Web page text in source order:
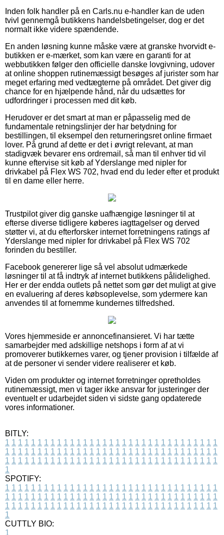
Inden folk handler på en Carls.nu e-handler kan de uden
tvivl gennemgå butikkens handelsbetingelser, dog er det
normalt ikke videre spændende.
En anden løsning kunne måske være at granske hvorvidt e-
butikken er e-mærket, som kan være en garanti for at
webbutikken følger den officielle danske lovgivning, udover
at online shoppen rutinemæssigt besøges af jurister som har
meget erfaring med vedtægterne på området. Det giver dig
chance for en hjælpende hånd, når du udsættes for
udfordringer i processen med dit køb.
Herudover er det smart at man er påpasselig med de
fundamentale retningslinjer der har betydning for
bestillingen, til eksempel den returneringsret online firmaet
lover. På grund af dette er det i øvrigt relevant, at man
stadigvæk bevarer ens ordremail, så man til enhver tid vil
kunne eftervise sit køb af Yderslange med nipler for
drivkabel på Flex WS 702, hvad end du leder efter et produkt
til en dame eller herre.
Trustpilot giver dig ganske uafhængige løsninger til at
efterse diverse tidligere køberes iagttagelser og derved
støtter vi, at du efterforsker internet forretningens ratings af
Yderslange med nipler for drivkabel på Flex WS 702
forinden du bestiller.
Facebook genererer lige så vel absolut udmærkede
løsninger til at få indtryk af internet butikkens pålidelighed.
Her er der endda outlets på nettet som gør det muligt at give
en evaluering af deres købsoplevelse, som ydermere kan
anvendes til at fornemme kundernes tilfredshed.
Vores hjemmeside er annoncefinansieret. Vi har tætte
samarbejder med adskillige netshops i form af at vi
promoverer butikkernes varer, og tjener provision i tilfælde af
at de personer vi sender videre realiserer et køb.
Viden om produkter og internet forretninger opretholdes
rutinemæssigt, men vi tager ikke ansvar for justeringer der
eventuelt er udarbejdet siden vi sidste gang opdaterede
vores informationer.
BITLY:
1 1 1 1 1 1 1 1 1 1 1 1 1 1 1 1 1 1 1 1 1 1 1 1 1 1 1 1 1 1 1 1 1
1 1 1 1 1 1 1 1 1 1 1 1 1 1 1 1 1 1 1 1 1 1 1 1 1 1 1 1 1 1 1 1 1
1 1 1 1 1 1 1 1 1 1 1 1 1 1 1 1 1 1 1 1 1 1 1 1 1 1 1 1 1 1 1 1 1
1
SPOTIFY:
1 1 1 1 1 1 1 1 1 1 1 1 1 1 1 1 1 1 1 1 1 1 1 1 1 1 1 1 1 1 1 1 1
1 1 1 1 1 1 1 1 1 1 1 1 1 1 1 1 1 1 1 1 1 1 1 1 1 1 1 1 1 1 1 1 1
1 1 1 1 1 1 1 1 1 1 1 1 1 1 1 1 1 1 1 1 1 1 1 1 1 1 1 1 1 1 1 1 1
1
CUTTLY BIO:
1